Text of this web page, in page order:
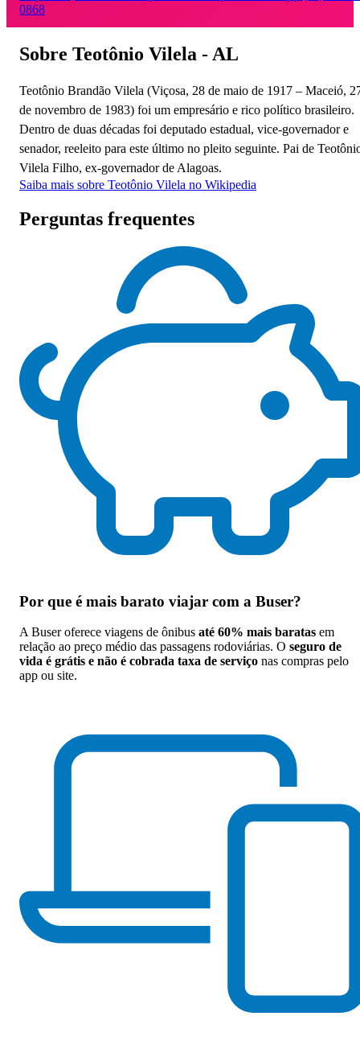
0868
Sobre Teotônio Vilela - AL
Teotônio Brandão Vilela (Viçosa, 28 de maio de 1917 – Maceió,
de novembro de 1983) foi um empresário e rico político brasileiro.
Dentro de duas décadas foi deputado estadual, vice-governador e
senador, reeleito para este último no pleito seguinte. Pai de
Vilela Filho, ex-governador de Alagoas.
Saiba mais sobre Teotônio Vilela no Wikipedia
Perguntas frequentes
Por que é mais barato viajar com a Buser?
A Buser oferece viagens de ônibus até 60% mais baratas em
relação ao preço médio das passagens rodoviárias. O seguro de
vida é grátis e não é cobrada taxa de serviço nas compras pelo
app ou site.